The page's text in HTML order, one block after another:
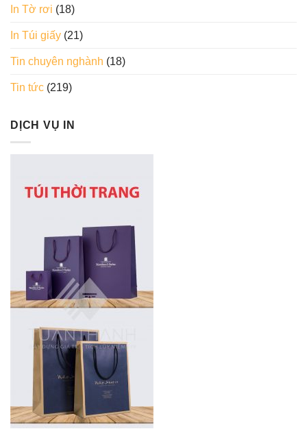
In Tờ rơi (18)
In Túi giấy (21)
Tin chuyên nghành (18)
Tin tức (219)
DỊCH VỤ IN